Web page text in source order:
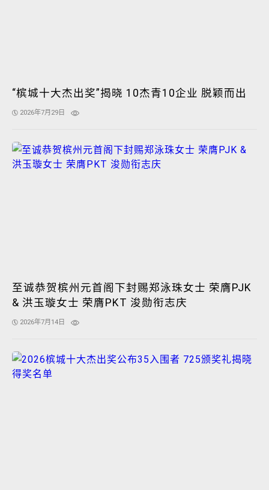
“槟城十大杰出奖”揭晓 10杰青10企业 脱颖而出
2026年7月29日
至诚恭贺槟州元首阁下封赐郑泳珠女士 荣膺PJK
& 洪玉璇女士 荣膺PKT 浚勋衔志庆
2026年7月14日